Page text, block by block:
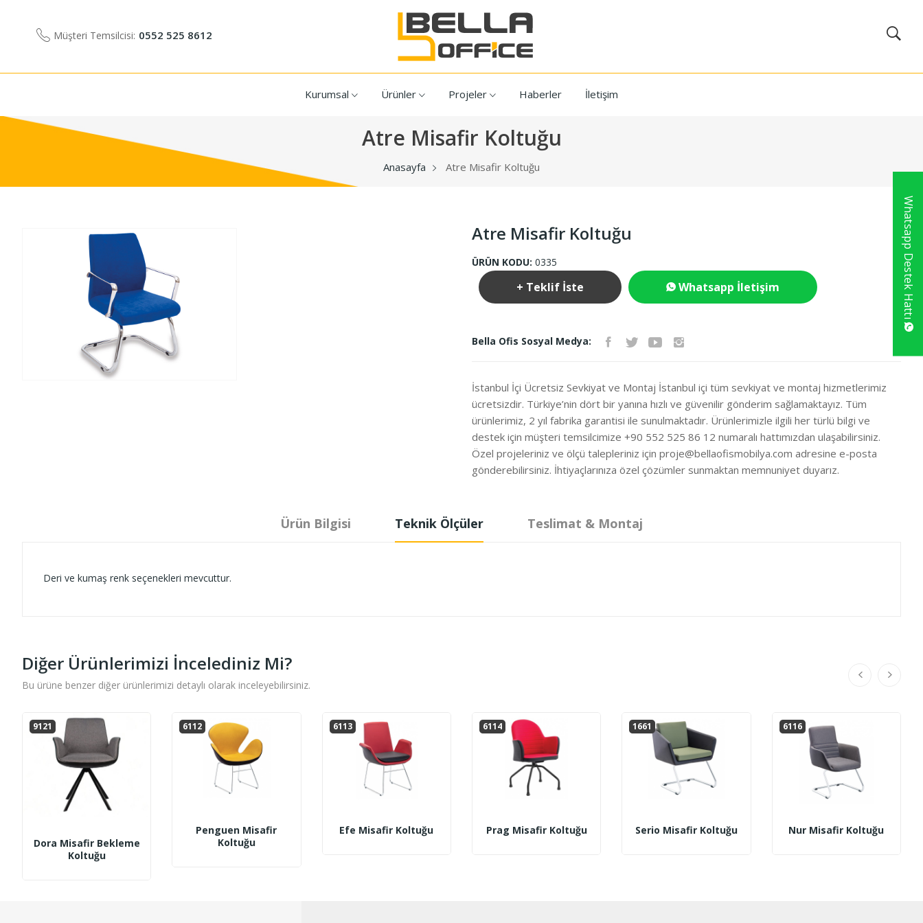
Müşteri Temsilcisi: 0552 525 8612
Kurumsal Ürünler Projeler Haberler İletişim
Atre Misafir Koltuğu
Anasayfa Atre Misafir Koltuğu
Atre Misafir Koltuğu
ÜRÜN KODU: 0335
+ Teklif İste Whatsapp İletişim
Bella Ofis Sosyal Medya:
İstanbul İçi Ücretsiz Sevkiyat ve Montaj İstanbul içi tüm sevkiyat ve montaj hizmetlerimiz
ücretsizdir. Türkiye’nin dört bir yanına hızlı ve güvenilir gönderim sağlamaktayız. Tüm
ürünlerimiz, 2 yıl fabrika garantisi ile sunulmaktadır. Ürünlerimizle ilgili her türlü bilgi ve
destek için müşteri temsilcimize +90 552 525 86 12 numaralı hattımızdan ulaşabilirsiniz.
Özel projeleriniz ve ölçü talepleriniz için proje@bellaofismobilya.com adresine e-posta
gönderebilirsiniz. İhtiyaçlarınıza özel çözümler sunmaktan memnuniyet duyarız.
Ürün Bilgisi Teknik Ölçüler Teslimat & Montaj
Deri ve kumaş renk seçenekleri mevcuttur.
Diğer Ürünlerimizi İncelediniz Mi?
Bu ürüne benzer diğer ürünlerimizi detaylı olarak inceleyebilirsiniz.
9121
Dora Misafir Bekleme
Koltuğu
6112
Penguen Misafir
Koltuğu
6113
Efe Misafir Koltuğu
6114
Prag Misafir Koltuğu
1661
Serio Misafir Koltuğu
6116
Nur Misafir Koltuğu
Whatsapp Destek Hattı